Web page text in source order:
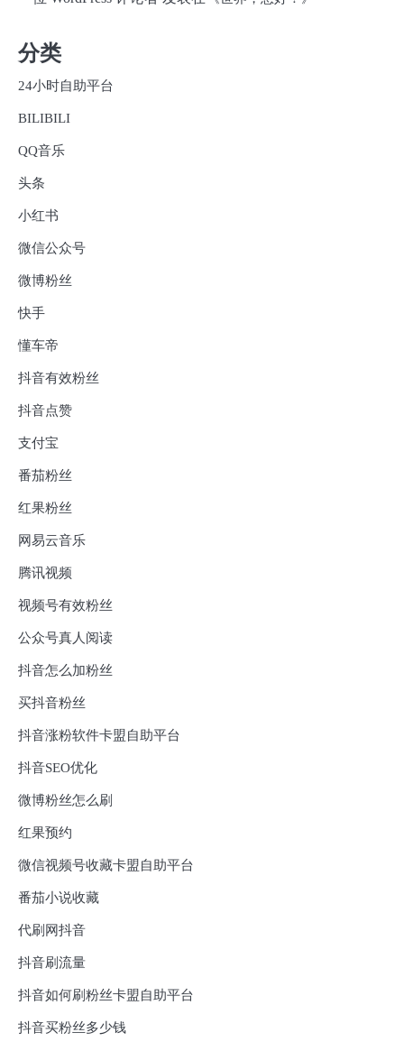
分类
24小时自助平台
BILIBILI
QQ音乐
头条
小红书
微信公众号
微博粉丝
快手
懂车帝
抖音有效粉丝
抖音点赞
支付宝
番茄粉丝
红果粉丝
网易云音乐
腾讯视频
视频号有效粉丝
公众号真人阅读
抖音怎么加粉丝
买抖音粉丝
抖音涨粉软件卡盟自助平台
抖音SEO优化
微博粉丝怎么刷
红果预约
微信视频号收藏卡盟自助平台
番茄小说收藏
代刷网抖音
抖音刷流量
抖音如何刷粉丝卡盟自助平台
抖音买粉丝多少钱